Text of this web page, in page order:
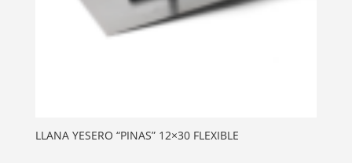
LLANA YESERO “PINAS” 12×30 FLEXIBLE